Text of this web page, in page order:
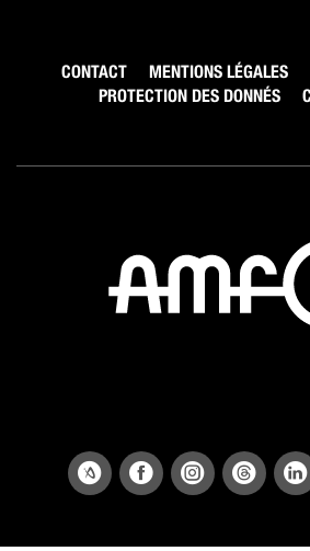
CONTACT MENTIONS LÉGALES
PROTECTION DES DONNÉS